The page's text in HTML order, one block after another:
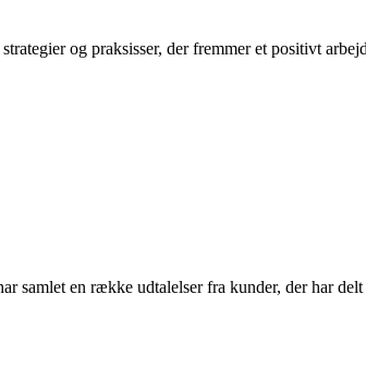
og praksisser, der fremmer et positivt
en række udtalelser fra kunder, der har